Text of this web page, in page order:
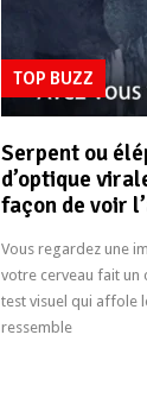
TOP BUZZ
Serpent ou
d’optique
façon de voir
Vous regardez une
votre cerveau fait un
test visuel qui affole
ressemble